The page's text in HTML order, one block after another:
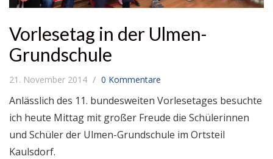
Vorlesetag in der Ulmen-
Grundschule
21. November 2014 0 Kommentare
Anlässlich des 11. bundesweiten Vorlesetages besuchte
ich heute Mittag mit großer Freude die Schülerinnen
und Schüler der Ulmen-Grundschule im Ortsteil
Kaulsdorf.